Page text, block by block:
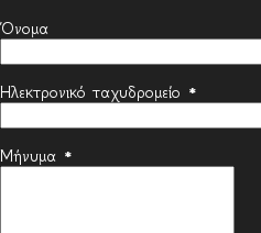
Όνομα
Ηλεκτρονικό ταχυδρομείο *
Μήνυμα *